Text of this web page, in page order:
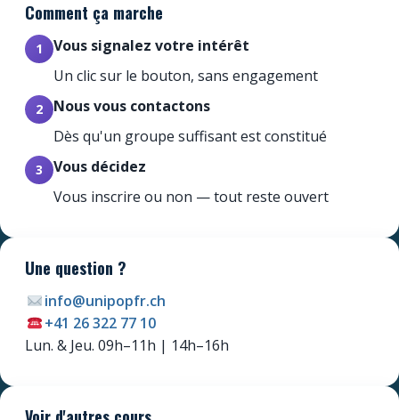
Comment ça marche
1
Vous signalez votre intérêt
Un clic sur le bouton, sans engagement
2
Nous vous contactons
Dès qu'un groupe suffisant est constitué
3
Vous décidez
Vous inscrire ou non — tout reste ouvert
Une question ?
info@unipopfr.ch
+41 26 322 77 10
Lun. & Jeu. 09h–11h | 14h–16h
Newsletter
fidèles abonnés.